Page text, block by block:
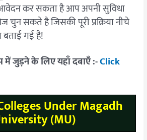
कर सकता है आप अपनी सुविधा
चुन सकते है जिसकी पूरी प्रक्रिया नीचे
गई है!
में जुड़ने के लिए यहाँ दबाएँ :-Click
Under Magadh
(MU)